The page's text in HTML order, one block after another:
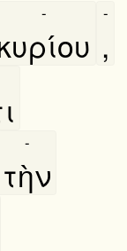
-
,
-
τὴν
-